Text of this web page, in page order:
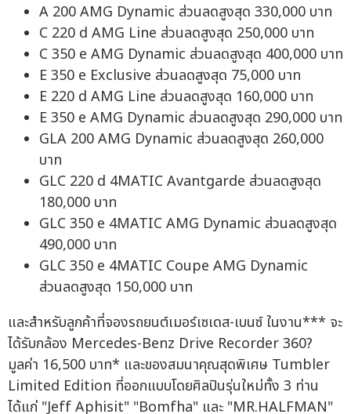
A 200 AMG Dynamic ส่วนลดสูงสุด 330,000 บาท
C 220 d AMG Line ส่วนลดสูงสุด 250,000 บาท
C 350 e AMG Dynamic ส่วนลดสูงสุด 400,000 บาท
E 350 e Exclusive ส่วนลดสูงสุด 75,000 บาท
E 220 d AMG Line ส่วนลดสูงสุด 160,000 บาท
E 350 e AMG Dynamic ส่วนลดสูงสุด 290,000 บาท
GLA 200 AMG Dynamic ส่วนลดสูงสุด 260,000
บาท
GLC 220 d 4MATIC Avantgarde ส่วนลดสูงสุด
180,000 บาท
GLC 350 e 4MATIC AMG Dynamic ส่วนลดสูงสุด
490,000 บาท
GLC 350 e 4MATIC Coupe AMG Dynamic
ส่วนลดสูงสุด 150,000 บาท
และสำหรับลูกค้าที่จองรถยนต์เมอร์เซเดส-เบนซ์ ในงาน*** จะ
ได้รับกล้อง Mercedes-Benz Drive Recorder 360?
มูลค่า 16,500 บาท* และของสมนาคุณสุดพิเศษ Tumbler
Limited Edition ที่ออกแบบโดยศิลปินรุ่นใหม่ทั้ง 3 ท่าน
ได้แก่ "Jeff Aphisit" "Bomfha" และ "MR.HALFMAN"